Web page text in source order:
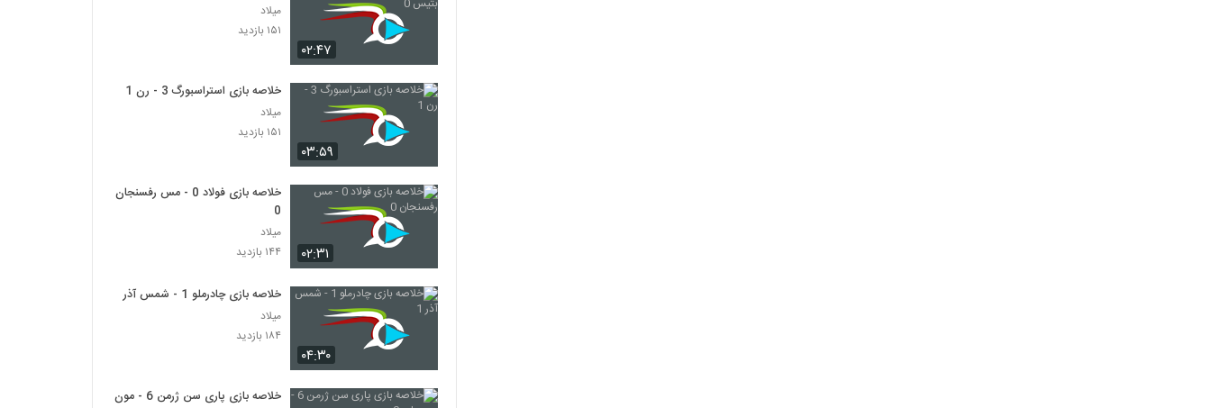
۰۲:۴۷
میلاد
۱۵۱ بازدید
۰۳:۵۹
خلاصه بازی استراسبورگ 3 - رن 1
میلاد
۱۵۱ بازدید
۰۲:۳۱
خلاصه بازی فولاد 0 - مس رفسنجان
0
میلاد
۱۴۴ بازدید
۰۴:۳۰
خلاصه بازی چادرملو 1 - شمس آذر 1
میلاد
۱۸۴ بازدید
خلاصه بازی پاری سن ژرمن 6 - مون